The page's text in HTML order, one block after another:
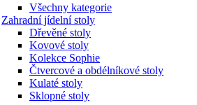
Všechny kategorie
Zahradní jídelní stoly
Dřevěné stoly
Kovové stoly
Kolekce Sophie
Čtvercové a obdélníkové stoly
Kulaté stoly
Sklopné stoly